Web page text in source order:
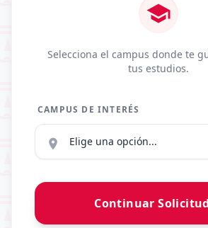
school
Selecciona el campus donde te
tus estudios.
CAMPUS DE INTERÉS
location_on
Continuar Solicitud